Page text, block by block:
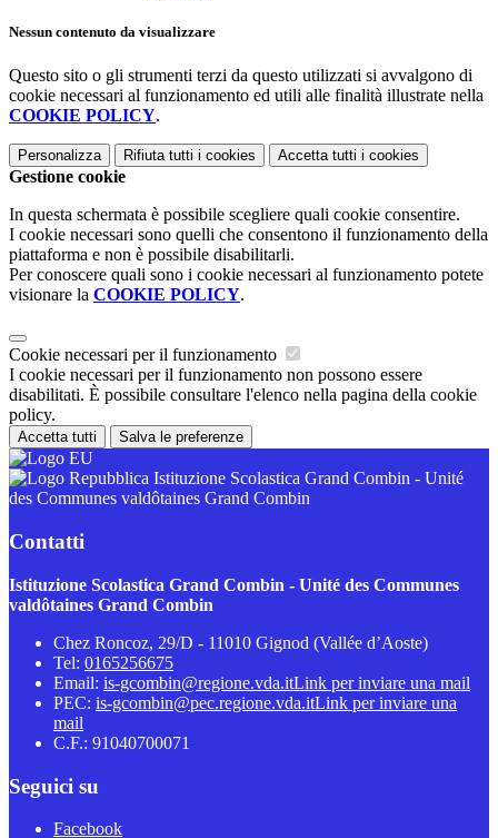
Nessun contenuto da visualizzare
Questo sito o gli strumenti terzi da questo utilizzati si avvalgono di
cookie necessari al funzionamento ed utili alle finalità illustrate nella
COOKIE POLICY.
Personalizza Rifiuta tutti i cookies Accetta tutti i cookies
Gestione cookie
In questa schermata è possibile scegliere quali cookie consentire.
I cookie necessari sono quelli che consentono il funzionamento della
piattaforma e non è possibile disabilitarli.
Per conoscere quali sono i cookie necessari al funzionamento potete
visionare la COOKIE POLICY.
Cookie necessari per il funzionamento
I cookie necessari per il funzionamento non possono essere
disabilitati. È possibile consultare l'elenco nella pagina della cookie
policy.
Accetta tutti Salva le preferenze
Istituzione Scolastica Grand Combin - Unité
des Communes valdôtaines Grand Combin
Contatti
Istituzione Scolastica Grand Combin - Unité des Communes
valdôtaines Grand Combin
Chez Roncoz, 29/D - 11010 Gignod (Vallée d’Aoste)
Tel: 0165256675
Email: is-gcombin@regione.vda.itLink per inviare una mail
PEC: is-gcombin@pec.regione.vda.itLink per inviare una
mail
C.F.: 91040700071
Seguici su
Facebook